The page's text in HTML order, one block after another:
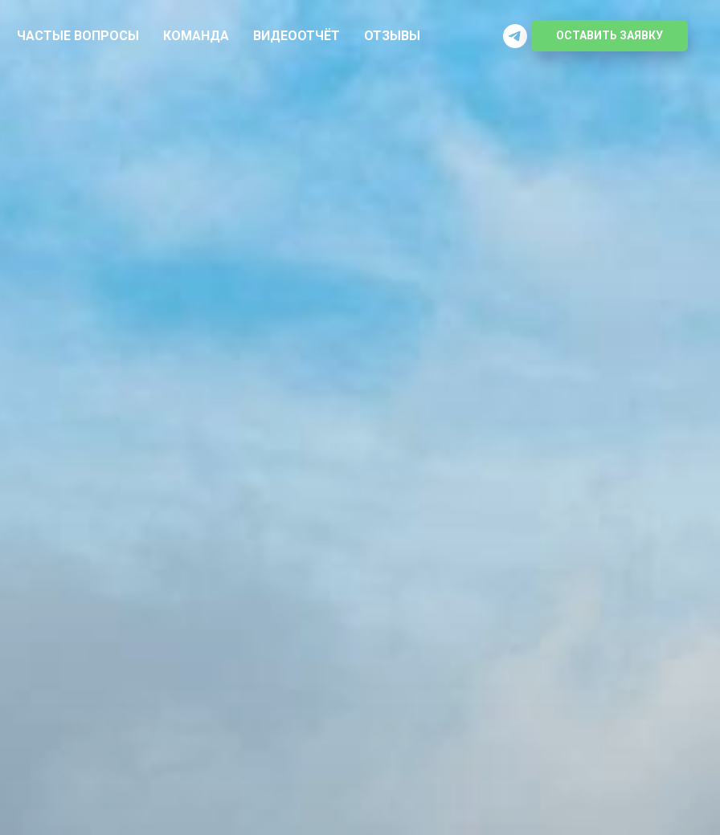
ЧАСТЫЕ ВОПРОСЫ КОМАНДА ВИДЕООТЧЁТ ОТЗЫВЫ ОСТАВИТЬ ЗАЯВКУ